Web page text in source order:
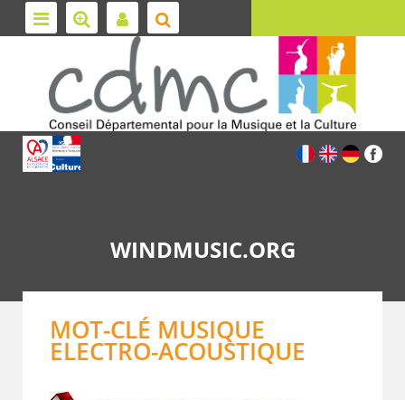
WINDMUSIC.ORG
MOT-CLÉ MUSIQUE
ELECTRO-ACOUSTIQUE